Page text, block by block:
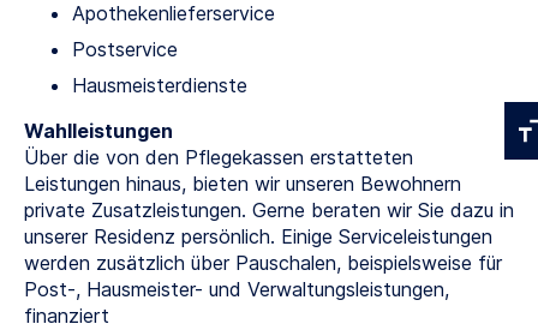
Apothekenlieferservice
Postservice
Hausmeisterdienste
Wahlleistungen
Über die von den Pflegekassen erstatteten
Leistungen hinaus, bieten wir unseren Bewohnern
private Zusatzleistungen. Gerne beraten wir Sie dazu in
unserer Residenz persönlich. Einige Serviceleistungen
werden zusätzlich über Pauschalen, beispielsweise für
Post-, Hausmeister- und Verwaltungsleistungen,
finanziert